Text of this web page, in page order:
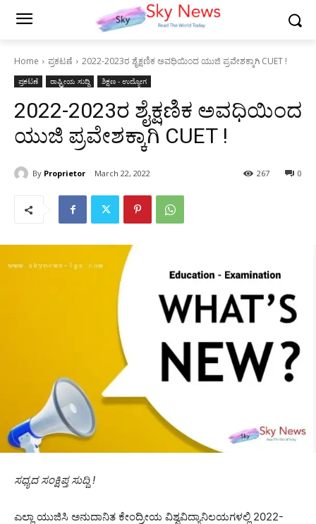
Home ಪ್ರಕಟಣೆ 2022-2023ರ ಶೈಕ್ಷಣಿಕ ಅವಧಿಯಿಂದ ಯುಜಿ ಪ್ರವೇಶಕ್ಕಾಗಿ CUET !
ಪ್ರಕಟಣೆ ರಾಷ್ಟ್ರೀಯ ಸುದ್ದಿ ಶಿಕ್ಷಣ - ಉದ್ಯೋಗ
2022-2023ರ ಶೈಕ್ಷಣಿಕ ಅವಧಿಯಿಂದ
ಯುಜಿ ಪ್ರವೇಶಕ್ಕಾಗಿ CUET !
By Proprietor March 22, 2022 0
267
ಸಧ್ಯದ ಸಂಕ್ಷಿಪ್ತ ಸುದ್ದಿ !
ಎಲ್ಲಾ ಯುಜಿಸಿ ಅನುದಾನಿತ ಕೇಂದ್ರೀಯ ವಿಶ್ವವಿದ್ಯಾನಿಲಯಗಳಲ್ಲಿ 2022-